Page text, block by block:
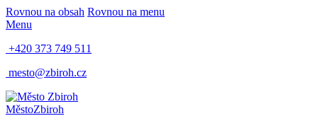
Rovnou na obsah Rovnou na menu
Menu
+420 373 749 511
mesto@zbiroh.cz
MěstoZbiroh